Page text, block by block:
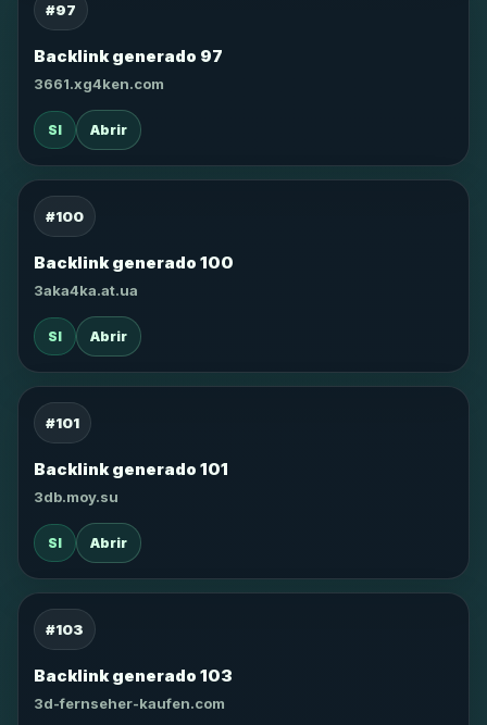
#97
Backlink generado 97
3661.xg4ken.com
SI Abrir
#100
Backlink generado 100
3aka4ka.at.ua
SI Abrir
#101
Backlink generado 101
3db.moy.su
SI Abrir
#103
Backlink generado 103
3d-fernseher-kaufen.com